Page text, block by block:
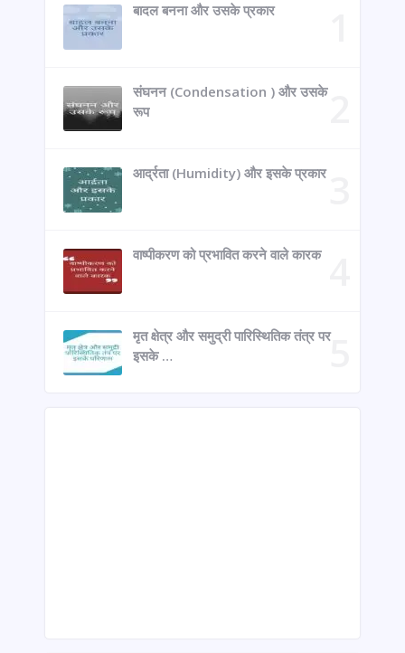
बादल बनना और उसके प्रकार
संघनन (Condensation ) और उसके
रूप
आर्द्रता (Humidity) और इसके प्रकार
वाष्पीकरण को प्रभावित करने वाले कारक
मृत क्षेत्र और समुद्री पारिस्थितिक तंत्र पर
इसके …